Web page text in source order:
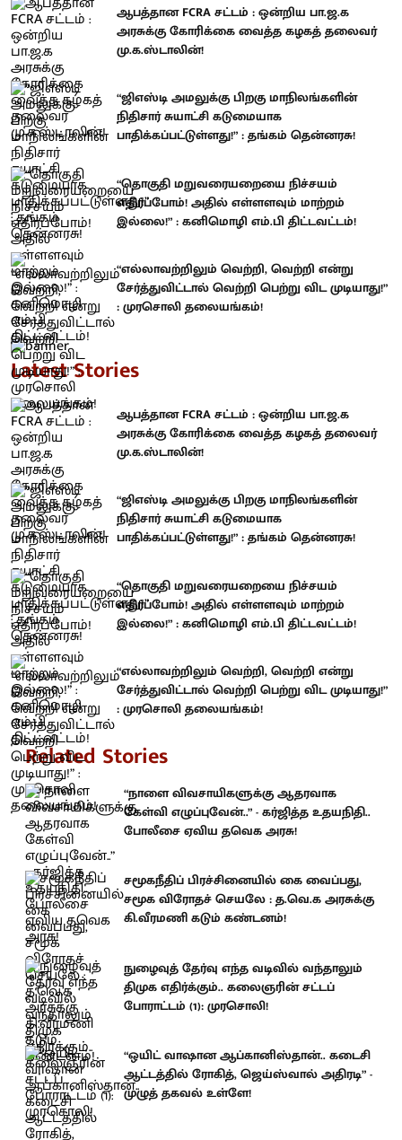
ஆபத்தான FCRA சட்டம் : ஒன்றிய பா.ஜ.க
அரசுக்கு கோரிக்கை வைத்த கழகத் தலைவர்
மு.க.ஸ்டாலின்!
“ஜிஎஸ்டி அமலுக்கு பிறகு மாநிலங்களின்
நிதிசார் சுயாட்சி கடுமையாக
பாதிக்கப்பட்டுள்ளது!” : தங்கம் தென்னரசு!
“தொகுதி மறுவரையறையை நிச்சயம்
எதிர்ப்போம்! அதில் எள்ளளவும் மாற்றம்
இல்லை!” : கனிமொழி எம்.பி திட்டவட்டம்!
“எல்லாவற்றிலும் வெற்றி, வெற்றி என்று
சேர்த்துவிட்டால் வெற்றி பெற்று விட முடியாது!”
: முரசொலி தலையங்கம்!
Latest Stories
ஆபத்தான FCRA சட்டம் : ஒன்றிய பா.ஜ.க
அரசுக்கு கோரிக்கை வைத்த கழகத் தலைவர்
மு.க.ஸ்டாலின்!
“ஜிஎஸ்டி அமலுக்கு பிறகு மாநிலங்களின்
நிதிசார் சுயாட்சி கடுமையாக
பாதிக்கப்பட்டுள்ளது!” : தங்கம் தென்னரசு!
“தொகுதி மறுவரையறையை நிச்சயம்
எதிர்ப்போம்! அதில் எள்ளளவும் மாற்றம்
இல்லை!” : கனிமொழி எம்.பி திட்டவட்டம்!
“எல்லாவற்றிலும் வெற்றி, வெற்றி என்று
சேர்த்துவிட்டால் வெற்றி பெற்று விட முடியாது!”
: முரசொலி தலையங்கம்!
Related Stories
“நாளை விவசாயிகளுக்கு ஆதரவாக
கேள்வி எழுப்புவேன்..” - கர்ஜித்த உதயநிதி..
போலீசை ஏவிய தவெக அரசு!
சமூகநீதிப் பிரச்சினையில் கை வைப்பது,
சமூக விரோதச் செயலே : த.வெ.க அரசுக்கு
கி.வீரமணி கடும் கண்டனம்!
நுழைவுத் தேர்வு எந்த வடிவில் வந்தாலும்
திமுக எதிர்க்கும்.. கலைஞரின் சட்டப்
போராட்டம் (1): முரசொலி!
“ஒயிட் வாஷான ஆப்கானிஸ்தான்.. கடைசி
ஆட்டத்தில் ரோகித், ஜெய்ஸ்வால் அதிரடி” -
முழுத் தகவல் உள்ளே!